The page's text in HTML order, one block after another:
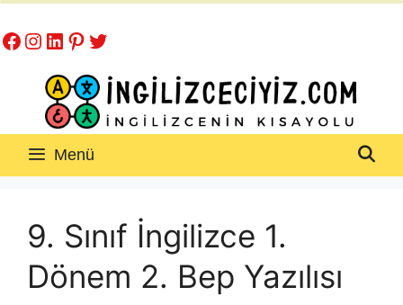
atla
Facebook
Instagram
LinkedIn
Pinterest
Twitter
Menü
9. Sınıf İngilizce 1.
Dönem 2. Bep Yazılısı